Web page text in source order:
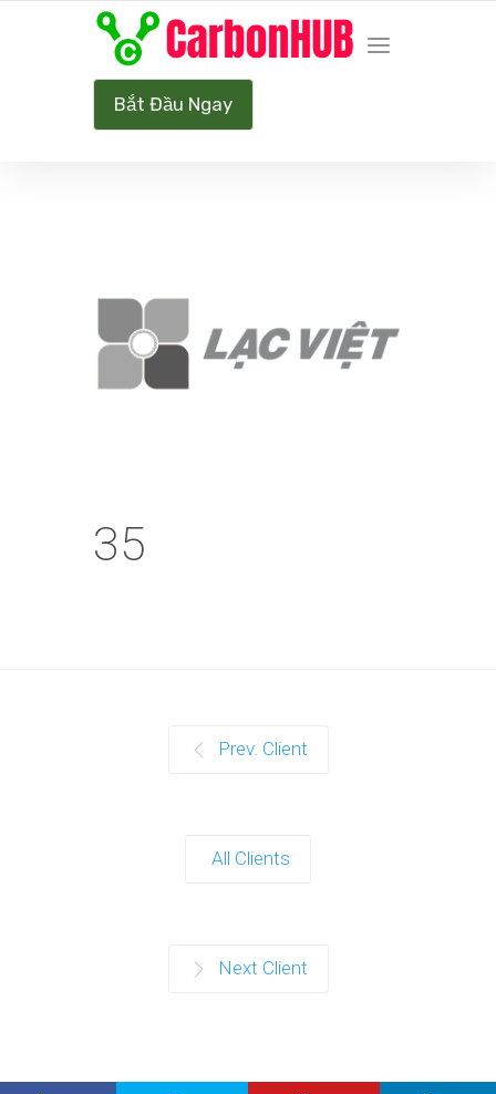
HÀNH TRÌNH NET ZERO CARBON
Bắt Đầu Ngay
35
Prev. Client
All Clients
Next Client